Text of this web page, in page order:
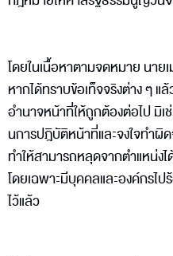
โดยในเนื้อหาตามจดหมาย นาย
หากได้ทราบข้อเท็จจริงต่าง ๆ แ
อำนาจหน้าที่ให้ถูกต้องต่อไป มิเ
นการปฎิบัติหน้าที่และจงใจทำผิ
ทำให้สามารถหลุดจากตำแหน่
โดยเฉพาะมีบุคคลและองค์กรไ
ไว้แล้ว